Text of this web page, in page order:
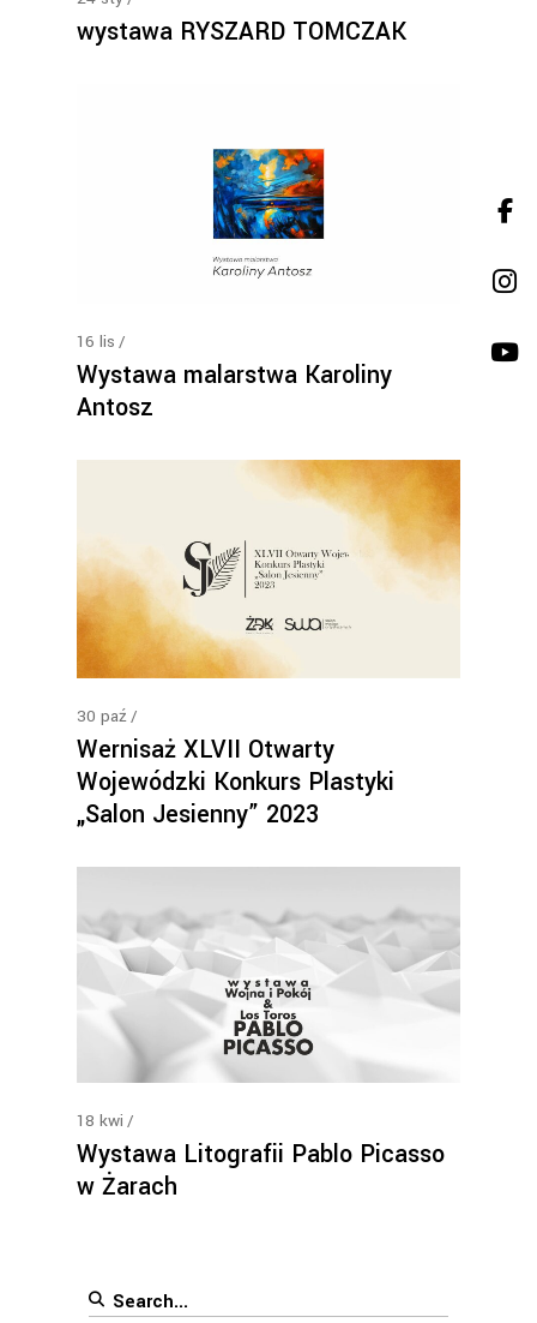
wystawa RYSZARD TOMCZAK
16 lis
Wystawa malarstwa Karoliny
Antosz
30 paź
Wernisaż XLVII Otwarty
Wojewódzki Konkurs Plastyki
„Salon Jesienny” 2023
18 kwi
Wystawa Litografii Pablo Picasso
w Żarach
Search